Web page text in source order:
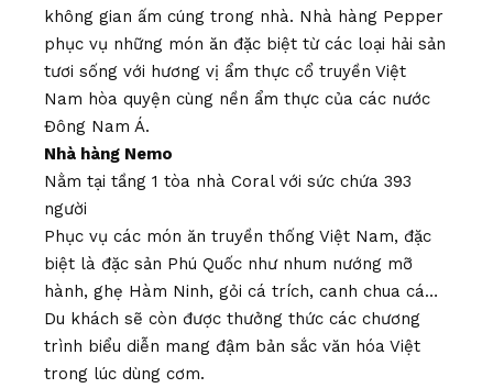
không gian ấm cúng trong nhà. Nhà hàng Pepper
phục vụ những món ăn đặc biệt từ các loại hải sản
tươi sống với hương vị ẩm thực cổ truyền Việt
Nam hòa quyện cùng nền ẩm thực của các nước
Đông Nam Á.
Nhà hàng Nemo
Nằm tại tầng 1 tòa nhà Coral với sức chứa 393
người
Phục vụ các món ăn truyền thống Việt Nam, đặc
biệt là đặc sản Phú Quốc như nhum nướng mỡ
hành, ghẹ Hàm Ninh, gỏi cá trích, canh chua cá…
Du khách sẽ còn được thưởng thức các chương
trình biểu diễn mang đậm bản sắc văn hóa Việt
trong lúc dùng cơm.